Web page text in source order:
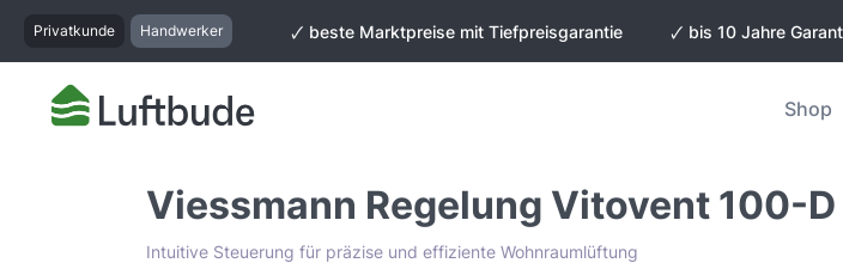
Zur Hauptnavigation springen
Privatkunde Handwerker 🗸 beste Marktpreise mit Tiefpreisgarantie 🗸 bis 10 Jahre
Shop
Viessmann Regelung Vitovent 100-
Intuitive Steuerung für präzise und effiziente Wohnraumlüftung